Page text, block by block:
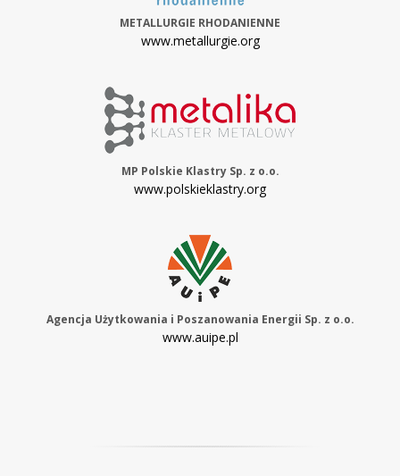
METALLURGIE RHODANIENNE
www.metallurgie.org
MP Polskie Klastry Sp. z o.o.
www.polskieklastry.org
Agencja Użytkowania i Poszanowania Energii Sp. z o.o.
www.auipe.pl